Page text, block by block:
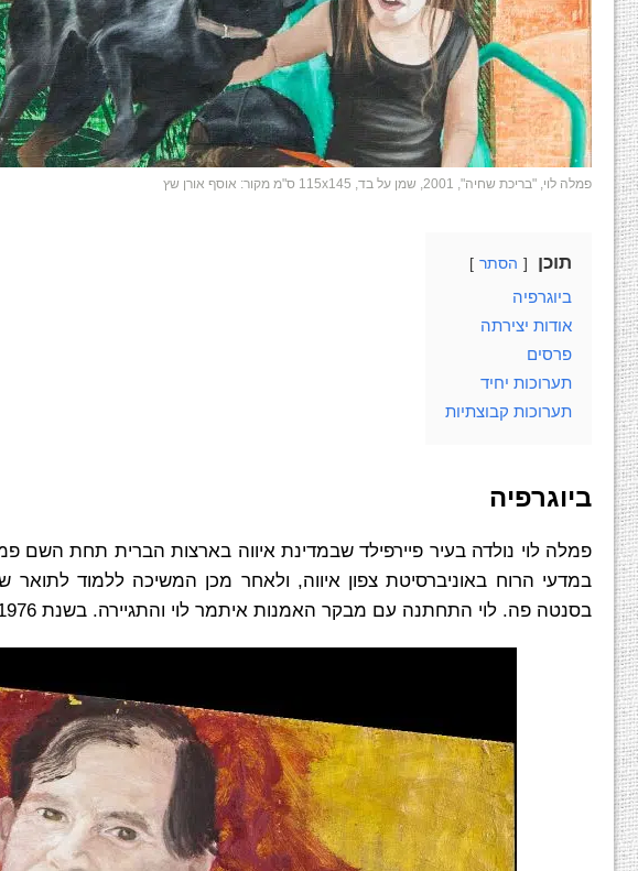
פמלה לוי, "בריכת שחיה", 2001, שמן על בד, 115x145 ס"מ מקור: אוסף אורן שץ
תוכן הסתר
ביוגרפיה
אודות יצירתה
פרסים
תערוכות יחיד
תערוכות קבוצתיות
ביוגרפיה
בסנטה פה. לוי התחתנה עם מבקר האמנות איתמר לוי והתגיירה. בשנת 1976 עלו לישראל ובאותה שנה נולד גם בנם יובל.